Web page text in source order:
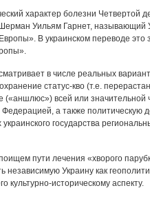
характер болезни Четвертой
Уильям Гарнет,
В украинском переводе это
в числе реальных
статус-кво (т.е.
(«аншлюс») всей или значительной
Федерацией, а также политическую
государства
пути лечения «хворого
независимую Украину как
культурно-историческому аспекту.